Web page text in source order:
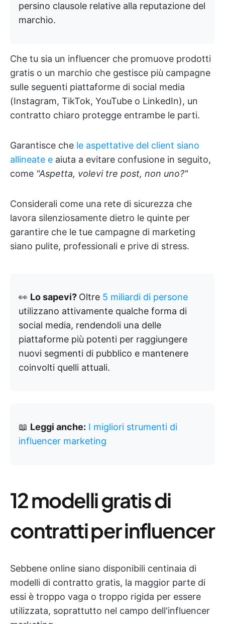
persino clausole relative alla reputazione del
marchio.
Che tu sia un influencer che promuove prodotti
gratis o un marchio che gestisce più campagne
sulle seguenti piattaforme di social media
(Instagram, TikTok, YouTube o LinkedIn), un
contratto chiaro protegge entrambe le parti.
Garantisce che le aspettative del client siano
allineate e aiuta a evitare confusione in seguito,
come "Aspetta, volevi tre post, non uno?"
Considerali come una rete di sicurezza che
lavora silenziosamente dietro le quinte per
garantire che le tue campagne di marketing
siano pulite, professionali e prive di stress.
👀 Lo sapevi? Oltre 5 miliardi di persone
utilizzano attivamente qualche forma di
social media, rendendoli una delle
piattaforme più potenti per raggiungere
nuovi segmenti di pubblico e mantenere
coinvolti quelli attuali.
📖 Leggi anche: I migliori strumenti di
influencer marketing
12 modelli gratis di
contratti per influencer
Sebbene online siano disponibili centinaia di
modelli di contratto gratis, la maggior parte di
essi è troppo vaga o troppo rigida per essere
utilizzata, soprattutto nel campo dell'influencer